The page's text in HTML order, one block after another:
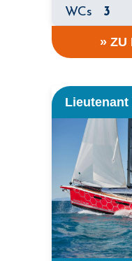
WCs 3
» ZU
Lieutenant